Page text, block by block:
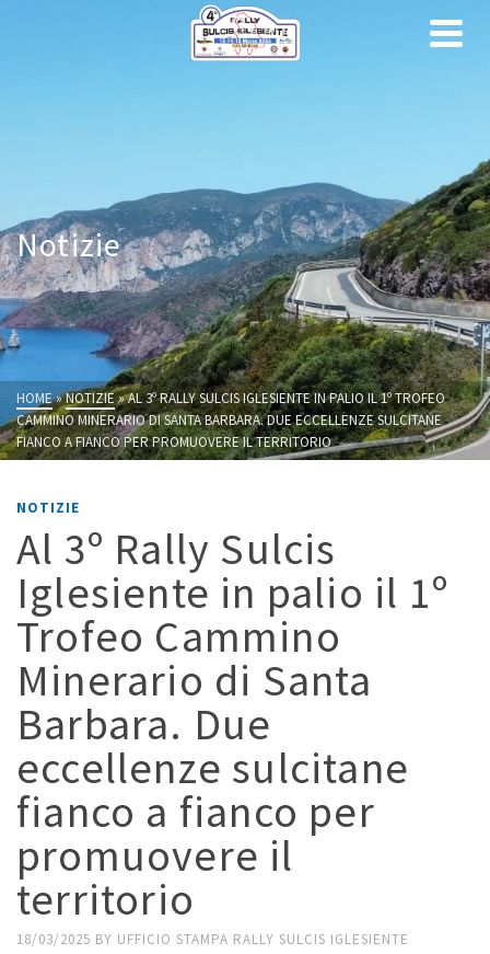
Notizie
HOME»NOTIZIE»AL 3º RALLY SULCIS IGLESIENTE IN PALIO IL 1º TROFEO
CAMMINO MINERARIO DI SANTA BARBARA. DUE ECCELLENZE SULCITANE
FIANCO A FIANCO PER PROMUOVERE IL TERRITORIO
NOTIZIE
Al 3º Rally Sulcis
Iglesiente in palio il 1º
Trofeo Cammino
Minerario di Santa
Barbara. Due
eccellenze sulcitane
fianco a fianco per
promuovere il
territorio
18/03/2025 BY UFFICIO STAMPA RALLY SULCIS IGLESIENTE